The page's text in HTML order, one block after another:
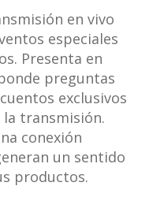
en vivo
especiales
Presenta en
preguntas
exclusivos
transmisión.
conexión
un sentido
productos.